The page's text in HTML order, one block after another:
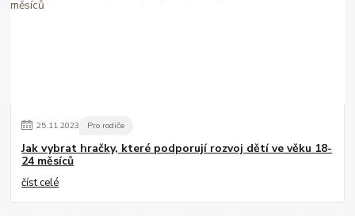
25.11.2023 Pro rodiče
Jak vybrat hračky, které podporují rozvoj dětí ve věku 18-
24 měsíců
číst celé